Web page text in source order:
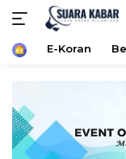
konten
HomeE-Koran